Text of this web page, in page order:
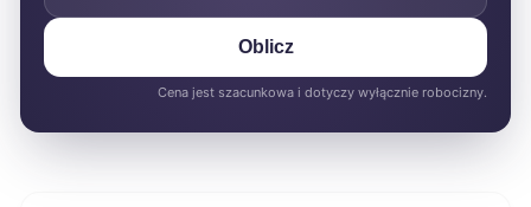
Oblicz
Cena jest szacunkowa i dotyczy wyłącznie robocizny.